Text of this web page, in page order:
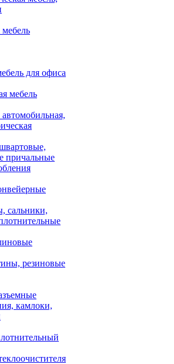
для офиса
мебель
причальные
сальники,
резиновые
камлоки,